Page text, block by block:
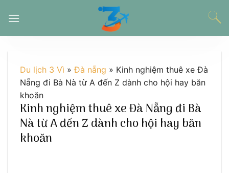
đến
Du lịch 3 Vì »Đà nẵng » Kinh nghiệm thuê xe Đà
Nẵng đi Bà Nà từ A đến Z dành cho hội hay băn
khoăn
Kinh nghiệm thuê xe Đà Nẵng đi Bà
Nà từ A đến Z dành cho hội hay băn
khoăn